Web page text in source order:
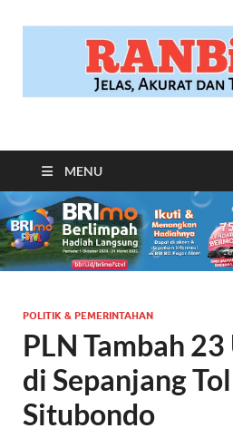
MENU
POLITIK & PEMERINTAHAN
PLN Tambah
di Sepanjang
Situbondo